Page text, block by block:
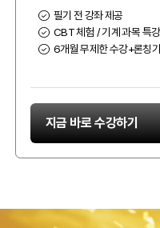
필기 전 강좌 제공
CBT 체험 / 기계 과목 특강
6개월 무제한 수강+론칭
지금 바로 수강하기